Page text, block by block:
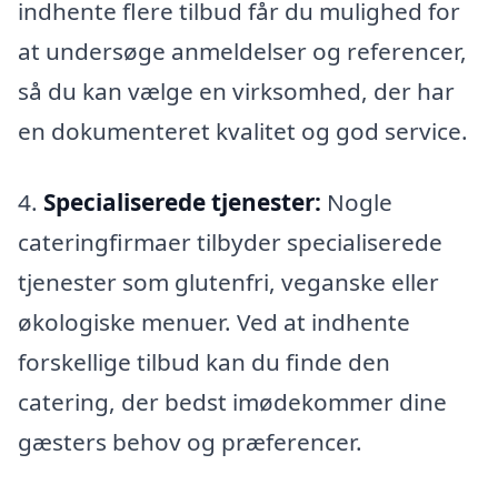
indhente flere tilbud får du mulighed for
at undersøge anmeldelser og referencer,
så du kan vælge en virksomhed, der har
en dokumenteret kvalitet og god service.
4. Specialiserede tjenester: Nogle
cateringfirmaer tilbyder specialiserede
tjenester som glutenfri, veganske eller
økologiske menuer. Ved at indhente
forskellige tilbud kan du finde den
catering, der bedst imødekommer dine
gæsters behov og præferencer.